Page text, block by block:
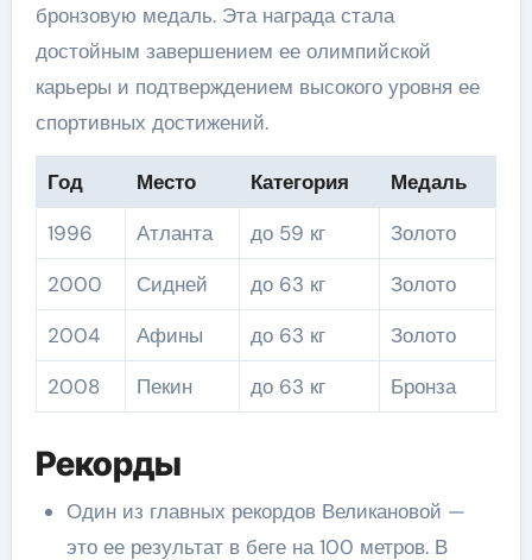
бронзовую медаль. Эта награда стала
достойным завершением ее олимпийской
карьеры и подтверждением высокого уровня ее
спортивных достижений.
Год Место Категория
Медаль
1996
Атланта до 59 кг
Золото
2000
Сидней до 63 кг
Золото
2004
Афины до 63 кг
Золото
2008
Пекин до 63 кг Бронза
Рекорды
Один из главных рекордов Великановой —
это ее результат в беге на 100 метров. В